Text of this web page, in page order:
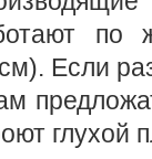
по
Если
глухой